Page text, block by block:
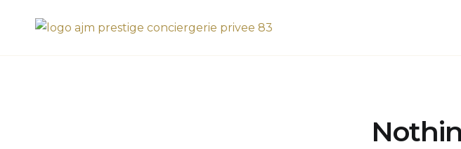
AJM Prestige